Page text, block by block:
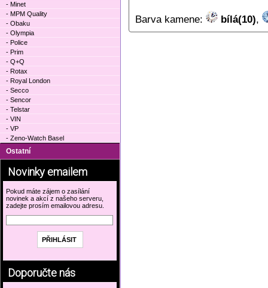
Barva kamene: bílá(10),
- Minet
- MPM Quality
- Obaku
- Olympia
- Police
- Prim
- Q+Q
- Rotax
- Royal London
- Secco
- Sencor
- Telstar
- VIN
- VP
- Zeno-Watch Basel
Ostatní
Novinky emailem
Pokud máte zájem o zasílání
novinek a akcí z našeho serveru,
zadejte prosím emailovou adresu.
Doporučte nás